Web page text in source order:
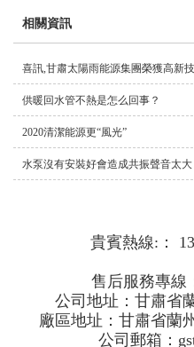
相關資訊
喜訊,甘肅太陽雨能源集團榮獲高新
供暖回水管不熱是怎么回事？
2020清潔能源更“風光”
水泵沒有安裝好會造成共振聲音太大
貴賓熱線:：
售后服務專線
公司地址：甘肅省
廠區地址：甘肅省蘭
公司郵箱：